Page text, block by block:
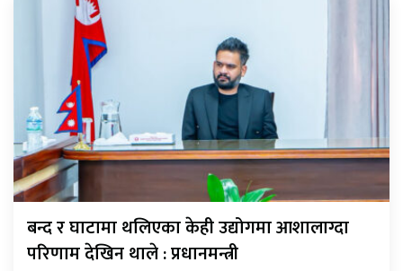
बन्द र घाटामा थलिएका केही उद्योगमा आशालाग्दा
परिणाम देखिन थाले : प्रधानमन्त्री